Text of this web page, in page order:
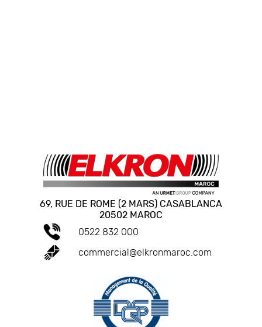
69, RUE DE ROME (2 MARS) CASABLANCA
20502 MAROC
0522 832 000
commercial@elkronmaroc.com